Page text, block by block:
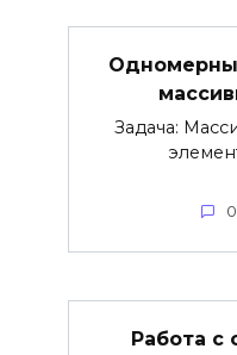
Задача:
0
Работа с